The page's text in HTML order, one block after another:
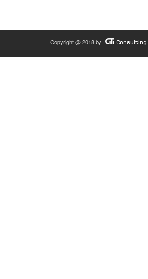
Copyright @ 2018 by Consulting